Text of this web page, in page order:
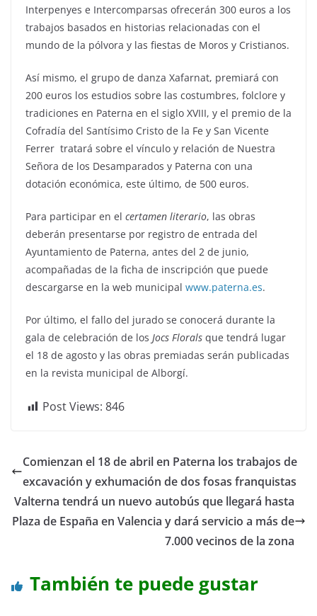
Interpenyes e Intercomparsas ofrecerán 300 euros a los
trabajos basados en historias relacionadas con el
mundo de la pólvora y las fiestas de Moros y Cristianos.
Así mismo, el grupo de danza Xafarnat, premiará con
200 euros los estudios sobre las costumbres, folclore y
tradiciones en Paterna en el siglo XVIII, y el premio de la
Cofradía del Santísimo Cristo de la Fe y San Vicente
Ferrer tratará sobre el vínculo y relación de Nuestra
Señora de los Desamparados y Paterna con una
dotación económica, este último, de 500 euros.
Para participar en el certamen literario, las obras
deberán presentarse por registro de entrada del
Ayuntamiento de Paterna, antes del 2 de junio,
acompañadas de la ficha de inscripción que puede
descargarse en la web municipal www.paterna.es.
Por último, el fallo del jurado se conocerá durante la
gala de celebración de los Jocs Florals que tendrá lugar
el 18 de agosto y las obras premiadas serán publicadas
en la revista municipal de Alborgí.
Post Views: 846
Comienzan el 18 de abril en Paterna los trabajos de
excavación y exhumación de dos fosas franquistas
Valterna tendrá un nuevo autobús que llegará hasta
Plaza de España en Valencia y dará servicio a más de
7.000 vecinos de la zona
También te puede gustar